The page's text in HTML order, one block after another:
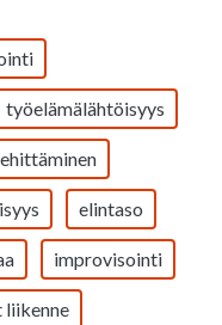
työelämälähtöisyys
elintaso
improvisointi
liikenne